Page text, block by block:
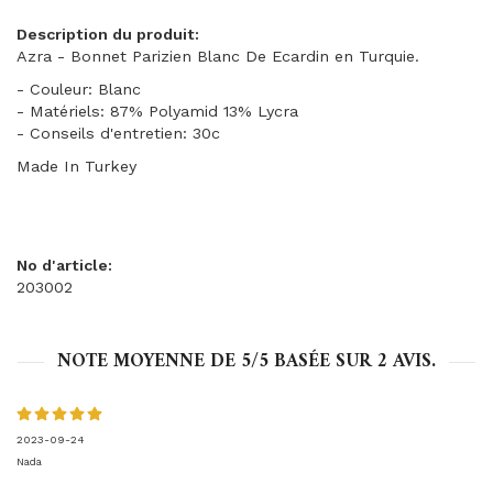
Description du produit:
Azra - Bonnet Parizien Blanc De Ecardin en Turquie.
- Couleur: Blanc
- Matériels: 87% Polyamid 13% Lycra
- Conseils d'entretien: 30c
Made In Turkey
No d'article:
203002
NOTE MOYENNE DE 5/5 BASÉE SUR2AVIS.
2023-09-24
Nada